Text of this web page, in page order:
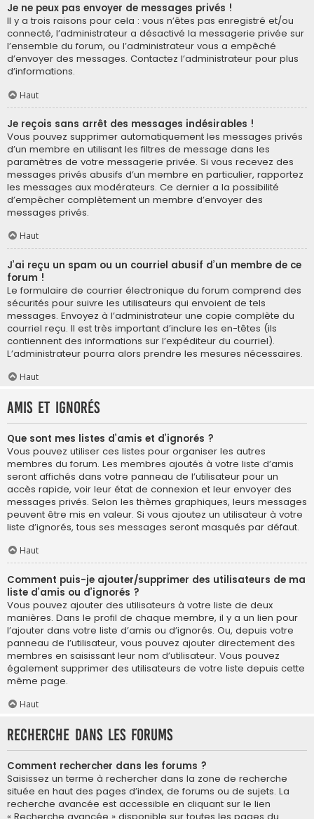
Je ne peux pas envoyer de messages privés !
Il y a trois raisons pour cela : vous n’êtes pas enregistré et/ou
connecté, l’administrateur a désactivé la messagerie privée sur
l’ensemble du forum, ou l’administrateur vous a empêché
d’envoyer des messages. Contactez l’administrateur pour plus
d’informations.
Haut
Je reçois sans arrêt des messages indésirables !
Vous pouvez supprimer automatiquement les messages privés
d’un membre en utilisant les filtres de message dans les
paramètres de votre messagerie privée. Si vous recevez des
messages privés abusifs d’un membre en particulier, rapportez
les messages aux modérateurs. Ce dernier a la possibilité
d’empêcher complètement un membre d’envoyer des
messages privés.
Haut
J’ai reçu un spam ou un courriel abusif d’un membre de ce
forum !
Le formulaire de courrier électronique du forum comprend des
sécurités pour suivre les utilisateurs qui envoient de tels
messages. Envoyez à l’administrateur une copie complète du
courriel reçu. Il est très important d’inclure les en-têtes (ils
contiennent des informations sur l’expéditeur du courriel).
L’administrateur pourra alors prendre les mesures nécessaires.
Haut
Amis et ignorés
Que sont mes listes d’amis et d’ignorés ?
Vous pouvez utiliser ces listes pour organiser les autres
membres du forum. Les membres ajoutés à votre liste d’amis
seront affichés dans votre panneau de l’utilisateur pour un
accès rapide, voir leur état de connexion et leur envoyer des
messages privés. Selon les thèmes graphiques, leurs messages
peuvent être mis en valeur. Si vous ajoutez un utilisateur à votre
liste d’ignorés, tous ses messages seront masqués par défaut.
Haut
Comment puis-je ajouter/supprimer des utilisateurs de ma
liste d’amis ou d’ignorés ?
Vous pouvez ajouter des utilisateurs à votre liste de deux
manières. Dans le profil de chaque membre, il y a un lien pour
l’ajouter dans votre liste d’amis ou d’ignorés. Ou, depuis votre
panneau de l’utilisateur, vous pouvez ajouter directement des
membres en saisissant leur nom d’utilisateur. Vous pouvez
également supprimer des utilisateurs de votre liste depuis cette
même page.
Haut
Recherche dans les forums
Comment rechercher dans les forums ?
Saisissez un terme à rechercher dans la zone de recherche
située en haut des pages d’index, de forums ou de sujets. La
recherche avancée est accessible en cliquant sur le lien